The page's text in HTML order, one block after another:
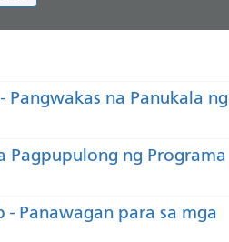
Pangwakas na Panukala ng
Pagpupulong ng Programa
Panawagan para sa mga